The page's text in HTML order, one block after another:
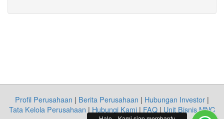
Profil Perusahaan | Berita Perusahaan | Hubungan Investor |
Tata Kelola Perusahaan | Hubungi Kami | FAQ | Unit Bisnis MNC